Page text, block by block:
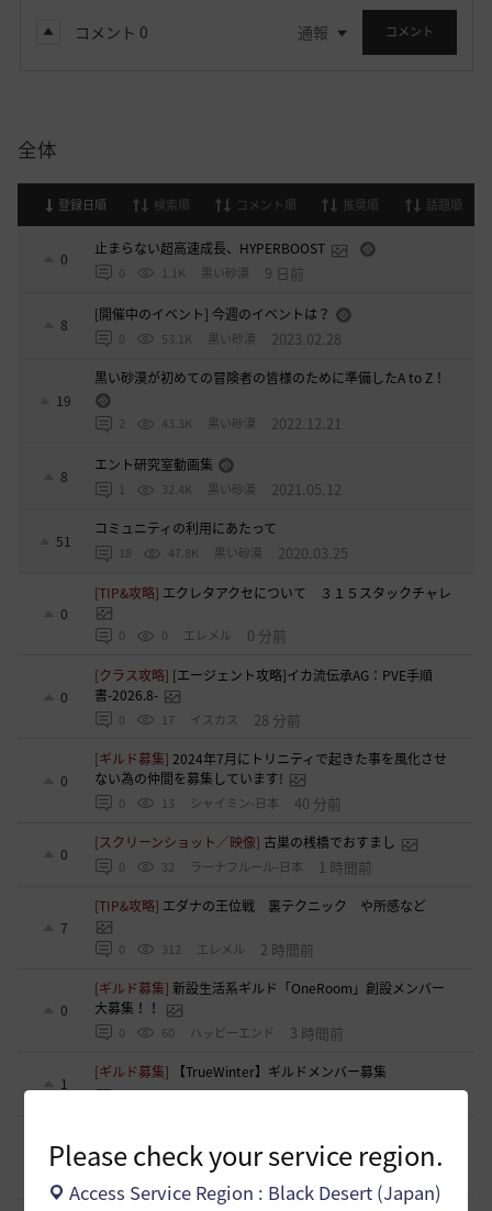
Please check your service region.
Access Service Region : Black Desert (Japan)
コメント 0 通報 コメント
全体
登録日順 検索順 コメント順 推奨順 話題順
0
止まらない超高速成長、HYPERBOOST
0 1.1K 黒い砂漠 9 日前
8
[開催中のイベント] 今週のイベントは？
0 53.1K 黒い砂漠 2023.02.28
19
黒い砂漠が初めての冒険者の皆様のために準備したA to Z！
2 43.3K 黒い砂漠 2022.12.21
8
エント研究室動画集
1 32.4K 黒い砂漠 2021.05.12
51
コミュニティの利用にあたって
18 47.8K 黒い砂漠 2020.03.25
0
[TIP&攻略] エクレタアクセについて ３１５スタックチャレ
0 0 エレメル 0 分前
0
[クラス攻略] [エージェント攻略]イカ流伝承AG：PVE手順
書-2026.8-
0 17 イスカス 28 分前
0
[ギルド募集]2024年7月にトリニティで起きた事を風化させ
ない為の仲間を募集しています!
0 13 シャイミン-日本 40 分前
0
[スクリーンショット／映像] 古巣の桟橋でおすまし
0 32 ラーナフルール-日本 1 時間前
7
[TIP&攻略] エダナの王位戦 裏テクニック や所感など
0 312 エレメル 2 時間前
0
[ギルド募集]新設生活系ギルド「OneRoom」創設メンバー
大募集！！
0 60 ハッピーエンド 3 時間前
1
[ギルド募集] 【TrueWinter】ギルドメンバー募集
0 61 倉葉 4 時間前
0
楽しくゲームライフ！
5 時間前